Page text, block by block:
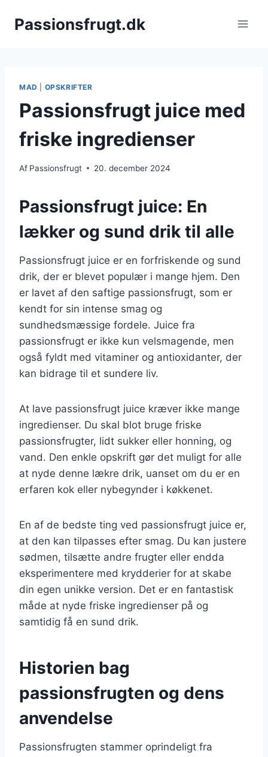
Passionsfrugt.dk
MAD OPSKRIFTER
Passionsfrugt juice med
friske ingredienser
Af Passionsfrugt 20. december 2024
Passionsfrugt juice: En
lækker og sund drik til alle
Passionsfrugt juice er en forfriskende og sund
drik, der er blevet populær i mange hjem. Den
er lavet af den saftige passionsfrugt, som er
kendt for sin intense smag og
sundhedsmæssige fordele. Juice fra
passionsfrugt er ikke kun velsmagende, men
også fyldt med vitaminer og antioxidanter, der
kan bidrage til et sundere liv.
At lave passionsfrugt juice kræver ikke mange
ingredienser. Du skal blot bruge friske
passionsfrugter, lidt sukker eller honning, og
vand. Den enkle opskrift gør det muligt for alle
at nyde denne lækre drik, uanset om du er en
erfaren kok eller nybegynder i køkkenet.
En af de bedste ting ved passionsfrugt juice er,
at den kan tilpasses efter smag. Du kan justere
sødmen, tilsætte andre frugter eller endda
eksperimentere med krydderier for at skabe
din egen unikke version. Det er en fantastisk
måde at nyde friske ingredienser på og
samtidig få en sund drik.
Historien bag
passionsfrugten og dens
anvendelse
Passionsfrugten stammer oprindeligt fra